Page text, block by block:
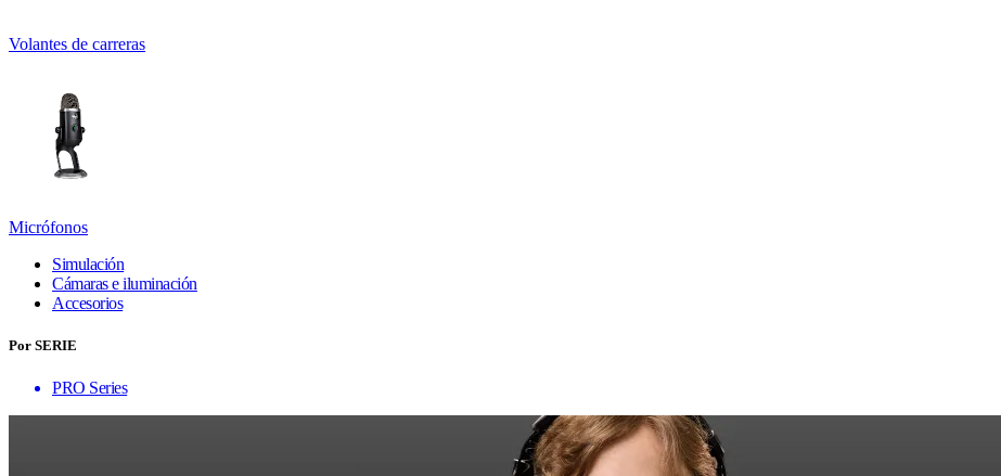
Volantes de carreras
Micrófonos
Simulación
Cámaras e iluminación
Accesorios
Por SERIE
PRO Series